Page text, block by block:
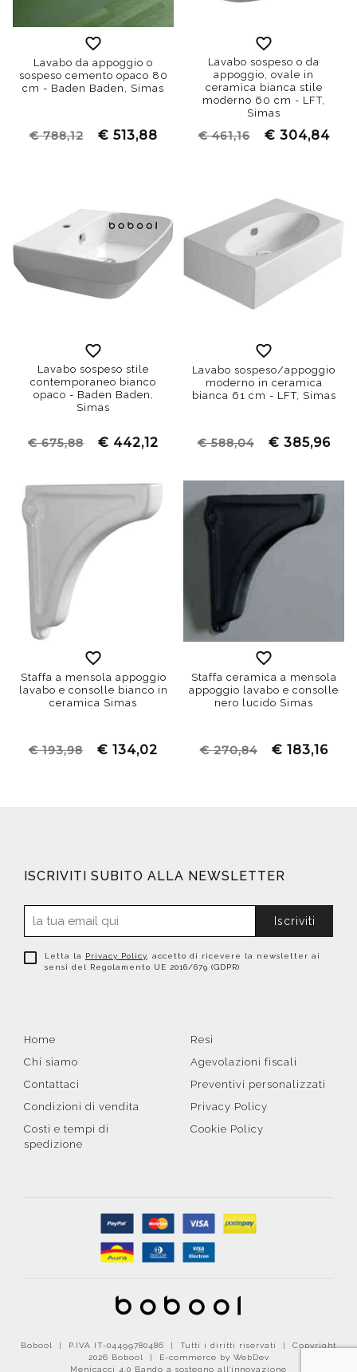
Lavabo da appoggio o
sospeso cemento opaco 80
cm - Baden Baden, Simas
€ 788,12 € 513,88
Lavabo sospeso o da
appoggio, ovale in
ceramica bianca stile
moderno 60 cm - LFT,
Simas
€ 461,16 € 304,84
Lavabo sospeso stile
contemporaneo bianco
opaco - Baden Baden,
Simas
€ 675,88 € 442,12
Lavabo sospeso/appoggio
moderno in ceramica
bianca 61 cm - LFT, Simas
€ 588,04 € 385,96
Staffa a mensola appoggio
lavabo e consolle bianco in
ceramica Simas
€ 193,98 € 134,02
Staffa ceramica a mensola
appoggio lavabo e consolle
nero lucido Simas
€ 270,84 € 183,16
ISCRIVITI SUBITO ALLA NEWSLETTER
Iscriviti
Letta la Privacy Policy , accetto di ricevere la newsletter ai
sensi del Regolamento UE 2016/679 (GDPR)
Home
Chi siamo
Contattaci
Condizioni di vendita
Costi e tempi di
spedizione
Resi
Agevolazioni fiscali
Preventivi personalizzati
Privacy Policy
Cookie Policy
Bobool | P.IVA IT-04499780486 | Tutti i diritti riservati | Copyright
2026 Bobool |
E-commerce by WebDev
Menicacci 4.0 Bando a sostegno all'innovazione